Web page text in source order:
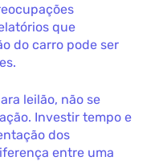
que
do carro pode ser
leilão, não se
Investir tempo e
dos
entre uma